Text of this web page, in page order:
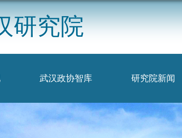
研究院
武汉政协智库 研究院新闻